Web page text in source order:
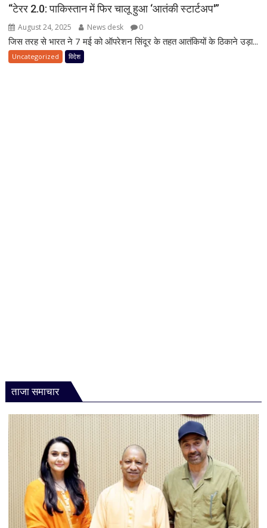
“टेरर 2.0: पाकिस्तान में फिर चालू हुआ ‘आतंकी स्टार्टअप'”
August 24, 2025 News desk 0
जिस तरह से भारत ने 7 मई को ऑपरेशन सिंदूर के तहत आतंकियों के ठिकाने उड़ा...
Uncategorized विदेश
ताजा समाचार